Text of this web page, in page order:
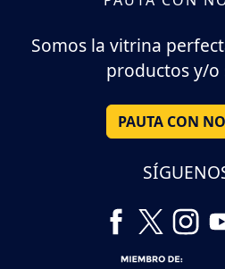
Somos la vitrina
productos y/o
PAUTA CON